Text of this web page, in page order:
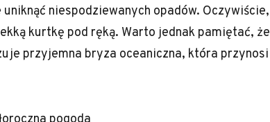
niespodziewanych opadów. Oczywiście,
kurtkę pod ręką. Warto jednak pamiętać, że
przyjemna bryza oceaniczna, która przynosi
pogoda